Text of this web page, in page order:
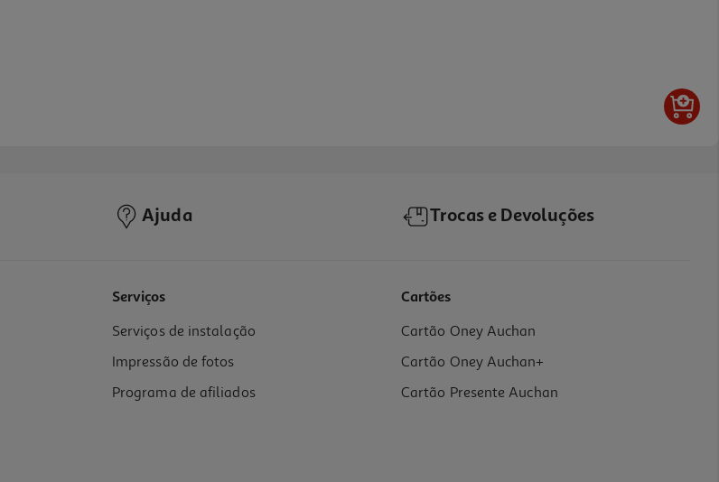
Ajuda Trocas e Devoluções
Serviços
Serviços de instalação
Impressão de fotos
Programa de afiliados
Cartões
Cartão Oney Auchan
Cartão Oney Auchan+
Cartão Presente Auchan